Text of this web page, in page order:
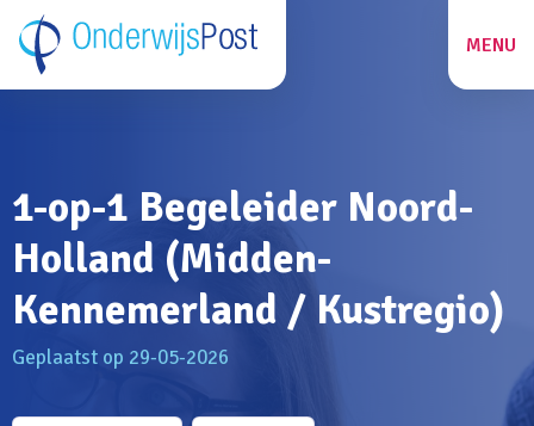
ZOEKEN
27
MENU
1-op-1 Begeleider Noord-
Holland (Midden-
Kennemerland / Kustregio)
Geplaatst op 29-05-2026